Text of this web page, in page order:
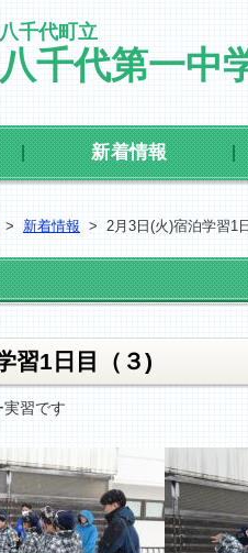
八千代町立
八千代第一中
新着情報
> 新着情報 > 2月3日(火)宿泊学習1
習1日目（３)
習です